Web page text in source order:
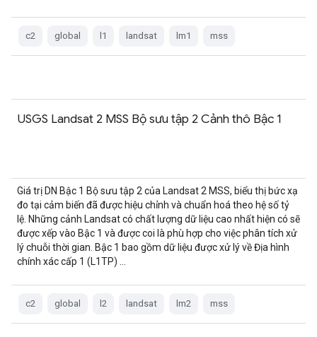
c2 global l1 landsat lm1 mss
USGS Landsat 2 MSS Bộ sưu tập 2 Cảnh thô Bậc 1
Giá trị DN Bậc 1 Bộ sưu tập 2 của Landsat 2 MSS, biểu thị bức xạ
đo tại cảm biến đã được hiệu chỉnh và chuẩn hoá theo hệ số tỷ
lệ. Những cảnh Landsat có chất lượng dữ liệu cao nhất hiện có sẽ
được xếp vào Bậc 1 và được coi là phù hợp cho việc phân tích xử
lý chuỗi thời gian. Bậc 1 bao gồm dữ liệu được xử lý về Địa hình
chính xác cấp 1 (L1TP) …
c2 global l2 landsat lm2 mss